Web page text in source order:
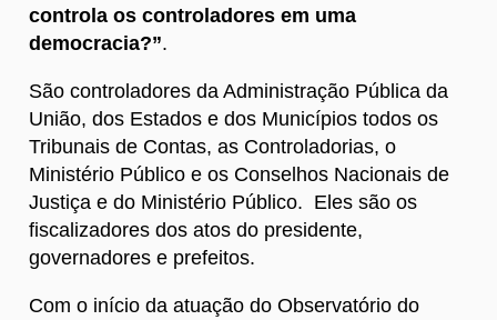
controla os controladores em uma
democracia?”.
São controladores da Administração Pública da
União, dos Estados e dos Municípios todos os
Tribunais de Contas, as Controladorias, o
Ministério Público e os Conselhos Nacionais de
Justiça e do Ministério Público. Eles são os
fiscalizadores dos atos do presidente,
governadores e prefeitos.
Com o início da atuação do Observatório do